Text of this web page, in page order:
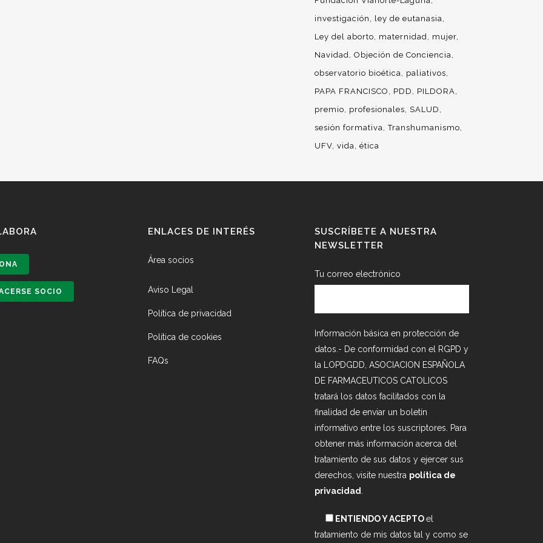
investigación
ley de eutanasia
Ley del aborto
maternidad
mujer
Navidad Objeción de Conciencia
observatorio bioética
paliativos
PAPA FRANCISCO
PDD
PILDORA
premio
profesionales
SALUD
sesión formativa Transhumanismo
UFV vida ética
SOCIO
ENLACES DE INTERÉS
Área socios
Aviso Legal
Política de privacidad
Política de cookies
FAQs
SUSCRÍBETE A NUESTRA
NEWSLETTER
Tu correo electrónico
Información básica en protección de
datos.- De conformidad con el RGPD y
la LOPDGDD, ASOCIACION ESPAÑOLA
DE FARMACEUTICOS CATOLICOS
tratará los datos facilitados con la
finalidad de enviar un boletín
informativo entre los suscriptores. Para
obtener más información acerca del
tratamiento de sus datos y ejercer sus
derechos, visite nuestra política de
privacidad
ENTIENDO Y ACEPTOel
tratamiento de mis datos tal y como se